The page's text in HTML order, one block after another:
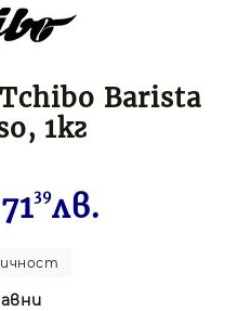
Barista
1кг
7139лв.